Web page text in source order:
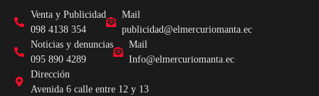
Venta y Publicidad
098 4138 354
Mail
publicidad@elmercuriomanta.ec
Noticias y denuncias
095 890 4289
Mail
Info@elmercuriomanta.ec
Dirección
Avenida 6 calle entre 12 y 13